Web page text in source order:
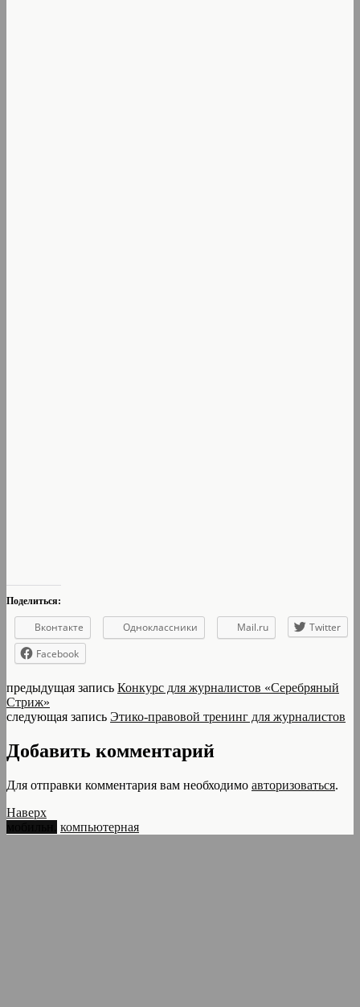
Поделиться:
Вконтакте Одноклассники Mail.ru
Twitter
Facebook
предыдущая запись Конкурс для журналистов «Серебряный
Стриж»
следующая запись Этико-правовой тренинг для журналистов
Добавить комментарий
Для отправки комментария вам необходимо авторизоваться.
Наверх
компьютерная